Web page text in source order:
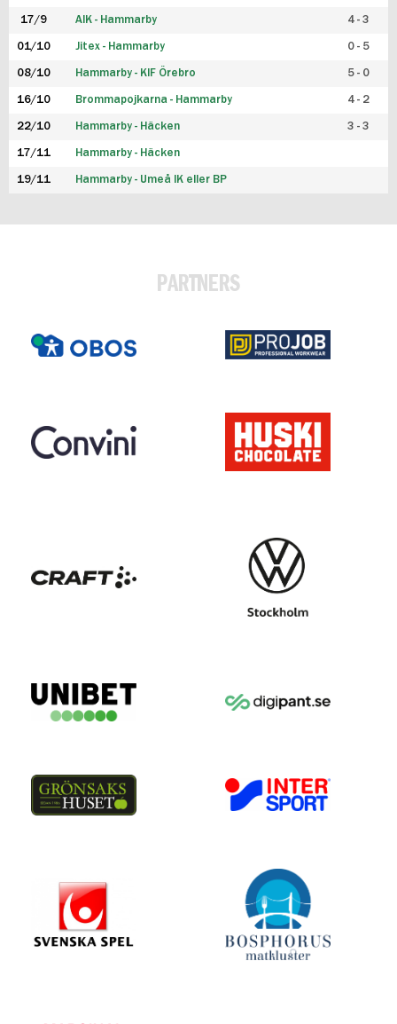
17/9 AIK - Hammarby 4 - 3
01/10 Jitex - Hammarby 0 - 5
08/10 Hammarby - KIF Örebro 5 - 0
16/10 Brommapojkarna - Hammarby 4 - 2
22/10 Hammarby - Häcken 3 - 3
17/11 Hammarby - Häcken
19/11 Hammarby - Umeå IK eller BP
PARTNERS